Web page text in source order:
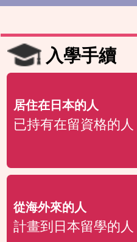
入學手續
居住在日本的人
已持有在留資格的人
從海外來的人
計畫到日本留學的人